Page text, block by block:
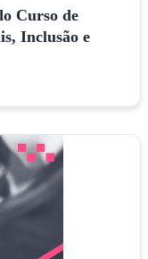
Curso de
Inclusão e